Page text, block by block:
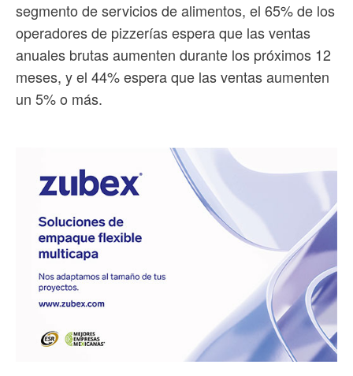
segmento de servicios de alimentos, el 65% de los
operadores de pizzerías espera que las ventas
anuales brutas aumenten durante los próximos 12
meses, y el 44% espera que las ventas aumenten
un 5% o más.